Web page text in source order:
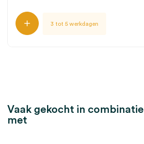
3 tot 5 werkdagen
Vaak gekocht in combinatie
met